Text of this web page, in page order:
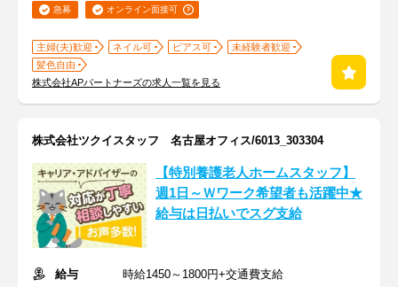
急募 オンライン面接可
主婦(夫)歓迎 ネイル可 ピアス可
未経験者歓迎
髪色自由
株式会社APパートナーズの求人一覧を見る
株式会社ツクイスタッフ 名古屋オフィス/6013_303304
【特別養護老人ホームスタッフ】
週1日～Ｗワーク希望者も活躍中★
給与は日払いでスグ支給
給与
時給1450～1800円+交通費支給